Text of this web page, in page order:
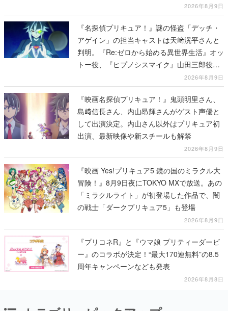
2026年8月9日
『名探偵プリキュア！』謎の怪盗「デッチ・
アゲイン」の担当キャストは天﨑滉平さんと
判明。『Re:ゼロから始める異世界生活』オッ
トー役、『ヒプノシスマイク』山田三郎役な
2026年8月9日
『映画名探偵プリキュア！』鬼頭明里さん、
島﨑信長さん、内山昂輝さんがゲスト声優と
して出演決定。内山さん以外はプリキュア初
出演、最新映像や新スチールも解禁
2026年8月9日
『映画 Yes!プリキュア5 鏡の国のミラクル大
冒険！』8月9日夜にTOKYO MXで放送。あの
「ミラクルライト」が初登場した作品で、闇
の戦士「ダークプリキュア5」も登場
2026年8月9日
『プリコネR』と『ウマ娘 プリティーダービ
ー』のコラボが決定！“最大170連無料”の8.5
周年キャンペーンなども発表
2026年8月8日